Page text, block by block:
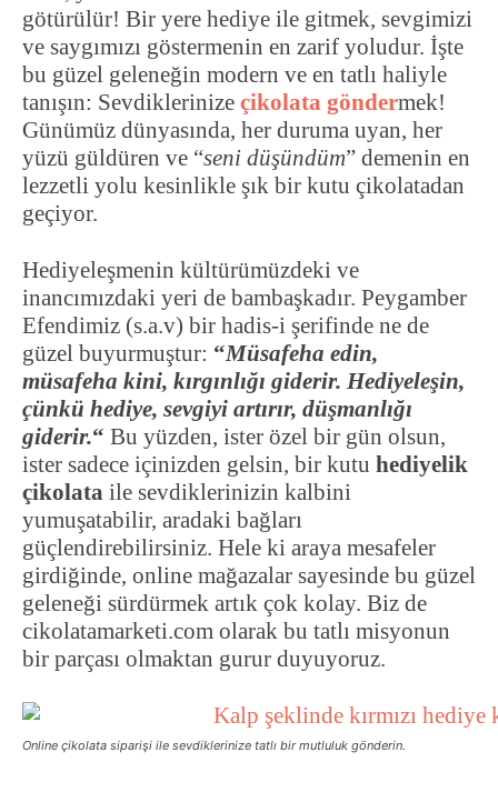
götürülür! Bir yere hediye ile gitmek, sevgimizi
ve saygımızı göstermenin en zarif yoludur. İşte
bu güzel geleneğin modern ve en tatlı haliyle
tanışın: Sevdiklerinize çikolata göndermek!
Günümüz dünyasında, her duruma uyan, her
yüzü güldüren ve “seni düşündüm” demenin en
lezzetli yolu kesinlikle şık bir kutu çikolatadan
geçiyor.
Hediyeleşmenin kültürümüzdeki ve
inancımızdaki yeri de bambaşkadır. Peygamber
Efendimiz (s.a.v) bir hadis-i şerifinde ne de
güzel buyurmuştur: “Müsafeha edin,
müsafeha kini, kırgınlığı giderir. Hediyeleşin,
çünkü hediye, sevgiyi artırır, düşmanlığı
giderir.“ Bu yüzden, ister özel bir gün olsun,
ister sadece içinizden gelsin, bir kutu hediyelik
çikolata ile sevdiklerinizin kalbini
yumuşatabilir, aradaki bağları
güçlendirebilirsiniz. Hele ki araya mesafeler
girdiğinde, online mağazalar sayesinde bu güzel
geleneği sürdürmek artık çok kolay. Biz de
cikolatamarketi.com olarak bu tatlı misyonun
bir parçası olmaktan gurur duyuyoruz.
Online çikolata siparişi ile sevdiklerinize tatlı bir mutluluk gönderin.